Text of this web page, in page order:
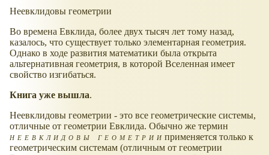
Неевклидовы геометрии
Во времена Евклида, более двух тысяч лет тому назад,
казалось, что существует только элементарная геометрия.
Однако в ходе развития математики была открыта
альтернативная геометрия, в которой Вселенная имеет
свойство изгибаться.
Книга уже вышла.
Неевклидовы геометрии - это все геометрические системы,
отличные от геометрии Евклида. Обычно же термин
неевклидовы геометрии применяется только к
геометрическим системам (отличным от геометрии